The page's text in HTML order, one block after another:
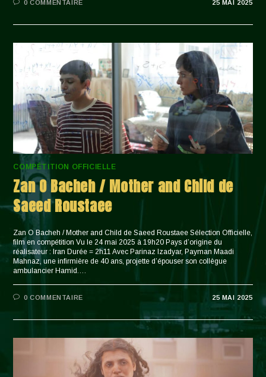
0 COMMENTAIRE 25 MAI 2025
COMPÉTITION OFFICIELLE
Zan O Bacheh / Mother and Child de
Saeed Roustaee
Zan O Bacheh / Mother and Child de Saeed Roustaee Sélection Officielle,
film en compétition Vu le 24 mai 2025 à 19h20 Pays d’origine du
réalisateur : Iran Durée = 2h11 Avec Parinaz Izadyar, Payman Maadi
Mahnaz, une infirmière de 40 ans, projette d’épouser son collègue
ambulancier Hamid.…
0 COMMENTAIRE 25 MAI 2025